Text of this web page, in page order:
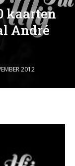
kaarten
André
2012